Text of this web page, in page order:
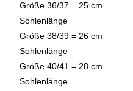
Größe 36/37 = 25 cm
Sohlenlänge
Größe 38/39 = 26 cm
Sohlenlänge
Größe 40/41 = 28 cm
Sohlenlänge